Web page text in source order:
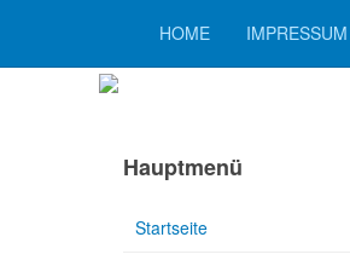
HOME IMPRESSUM
Hauptmenü
Startseite